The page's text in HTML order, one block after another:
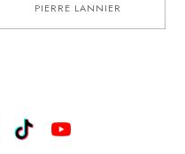
PIERRE LANNIER